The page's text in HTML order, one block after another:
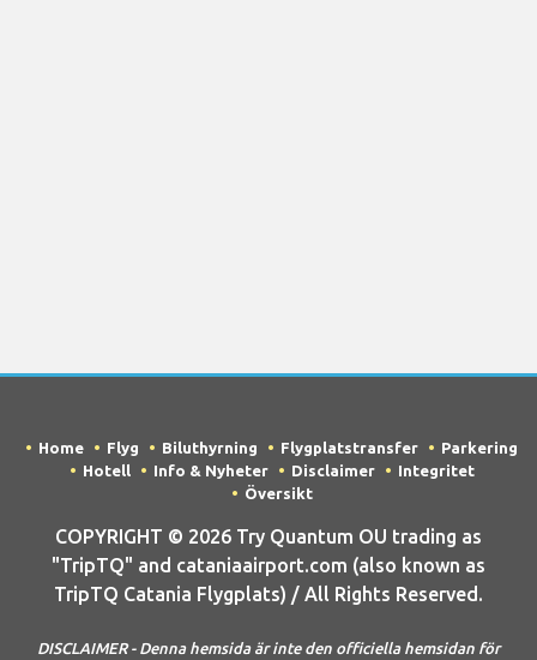
Home Flyg Biluthyrning Flygplatstransfer
Parkering
Hotell
Info & Nyheter Disclaimer
Integritet
Översikt
COPYRIGHT © 2026 Try Quantum OU trading as
"TripTQ" and cataniaairport.com (also known as
TripTQ Catania Flygplats) / All Rights Reserved.
DISCLAIMER - Denna hemsida är inte den officiella hemsidan för